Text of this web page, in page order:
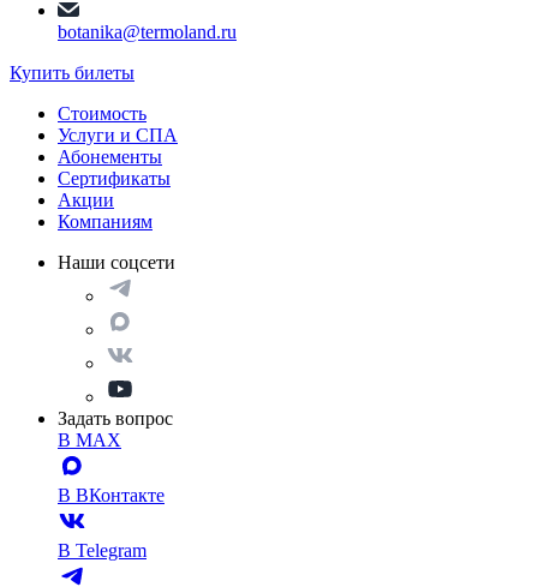
botanika@termoland.ru
Купить билеты
Стоимость
Услуги и СПА
Абонементы
Сертификаты
Акции
Компаниям
Наши соцсети
Задать вопрос
В MAX
В ВКонтакте
В Telegram